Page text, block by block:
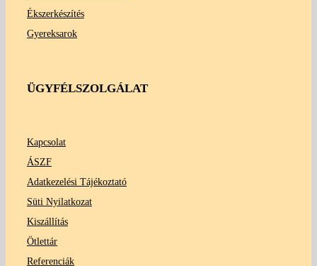
Ékszerkészítés
Gyereksarok
ÜGYFÉLSZOLGÁLAT
Kapcsolat
ÁSZF
Adatkezelési Tájékoztató
Süti Nyilatkozat
Kiszállítás
Ötlettár
Referenciák